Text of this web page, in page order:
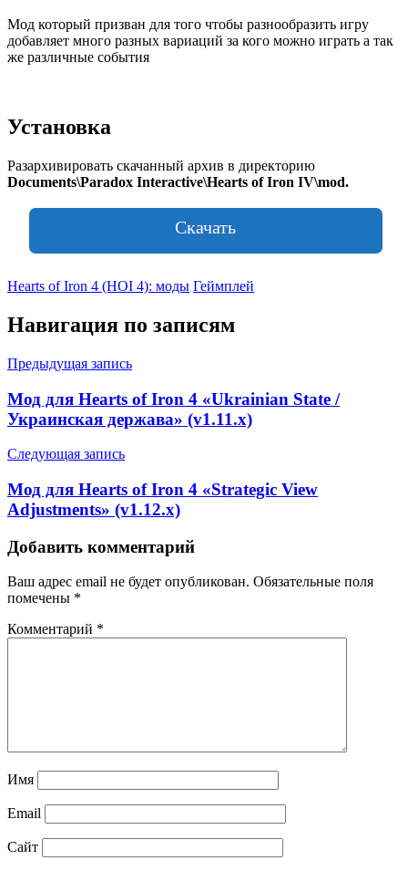
Мод который призван для того чтобы разнообразить игру
добавляет много разных вариаций за кого можно играть а так
же различные события
Установка
Разархивировать скачанный архив в директорию
Documents\Paradox Interactive\Hearts of Iron IV\mod.
Скачать
Hearts of Iron 4 (HOI 4): моды Геймплей
Навигация по записям
Предыдущая запись
Мод для Hearts of Iron 4 «Ukrainian State /
Украинская держава» (v1.11.x)
Следующая запись
Мод для Hearts of Iron 4 «Strategic View
Adjustments» (v1.12.x)
Добавить комментарий
Ваш адрес email не будет опубликован. Обязательные поля
помечены *
Комментарий *
Имя
Email
Сайт